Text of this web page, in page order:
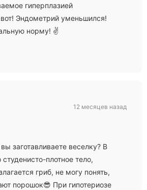
гиперплазией
Эндометрий уменьшился!
норму! ✌️
заготавливаете веселку? В
плотное тело,
гриб, не могу понять,
порошок😎 При гипотериозе
12 месяцев назад